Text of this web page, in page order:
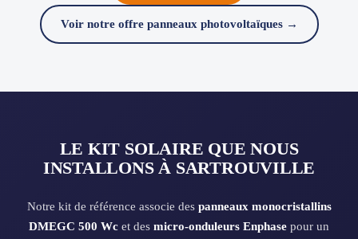
Voir notre offre panneaux photovoltaïques →
LE KIT SOLAIRE QUE NOUS
INSTALLONS À SARTROUVILLE
Notre kit de référence associe des panneaux monocristallins
DMEGC 500 Wc et des micro-onduleurs Enphase pour un